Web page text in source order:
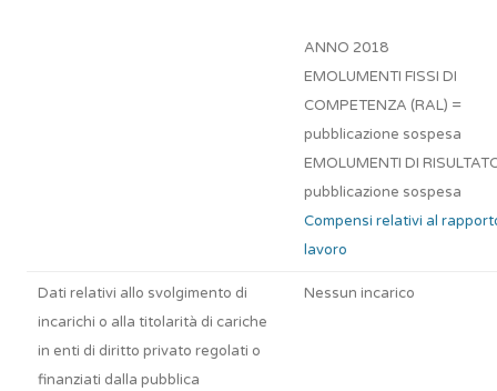
ANNO 2018
EMOLUMENTI FISSI DI
COMPETENZA (RAL) =
pubblicazione sospesa
EMOLUMENTI DI
pubblicazione sospesa
Compensi relativi al
lavoro
Dati relativi allo svolgimento di
incarichi o alla titolarità di cariche
in enti di diritto privato regolati o
finanziati dalla pubblica
Nessun incarico